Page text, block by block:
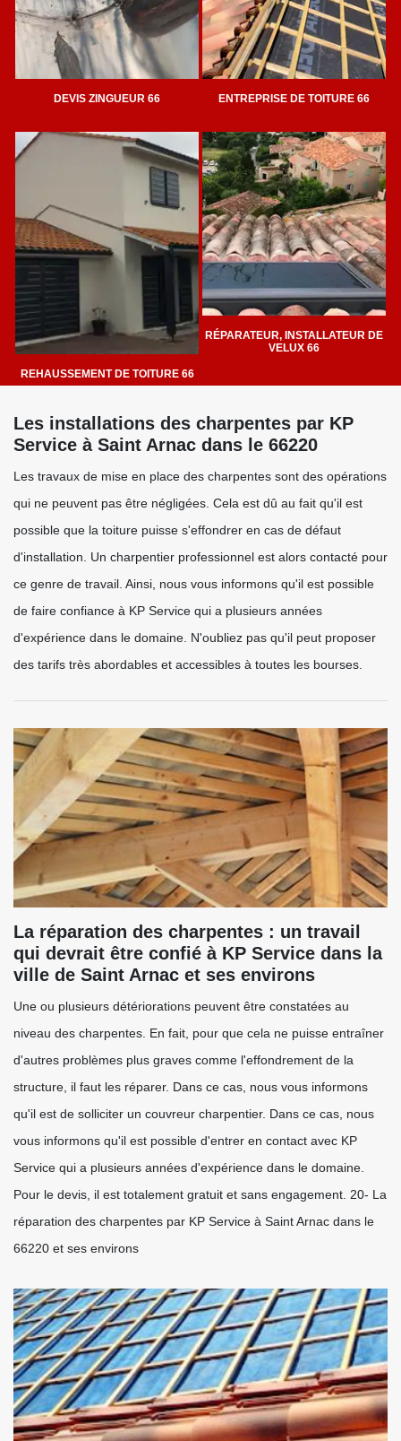
DEVIS ZINGUEUR 66 ENTREPRISE DE TOITURE 66
REHAUSSEMENT DE TOITURE 66
RÉPARATEUR, INSTALLATEUR DE
VELUX 66
Les installations des charpentes par KP
Service à Saint Arnac dans le 66220
Les travaux de mise en place des charpentes sont des opérations
qui ne peuvent pas être négligées. Cela est dû au fait qu'il est
possible que la toiture puisse s'effondrer en cas de défaut
d'installation. Un charpentier professionnel est alors contacté pour
ce genre de travail. Ainsi, nous vous informons qu'il est possible
de faire confiance à KP Service qui a plusieurs années
d'expérience dans le domaine. N'oubliez pas qu'il peut proposer
des tarifs très abordables et accessibles à toutes les bourses.
La réparation des charpentes : un travail
qui devrait être confié à KP Service dans la
ville de Saint Arnac et ses environs
Une ou plusieurs détériorations peuvent être constatées au
niveau des charpentes. En fait, pour que cela ne puisse entraîner
d'autres problèmes plus graves comme l'effondrement de la
structure, il faut les réparer. Dans ce cas, nous vous informons
qu'il est de solliciter un couvreur charpentier. Dans ce cas, nous
vous informons qu'il est possible d'entrer en contact avec KP
Service qui a plusieurs années d'expérience dans le domaine.
Pour le devis, il est totalement gratuit et sans engagement. 20- La
réparation des charpentes par KP Service à Saint Arnac dans le
66220 et ses environs